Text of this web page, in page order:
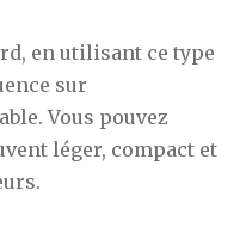
en utilisant ce type
sur
Vous pouvez
léger, compact et